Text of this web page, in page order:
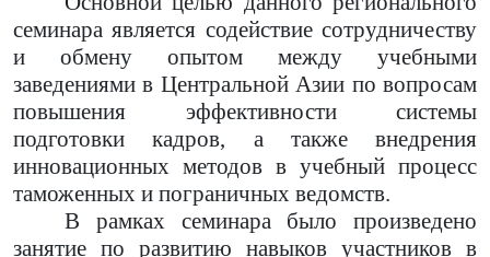
семинара является содействие сотрудничеству
и обмену опытом между учебными
заведениями в Центральной Азии по вопросам
повышения эффективности системы
подготовки кадров, а также внедрения
инновационных методов в учебный процесс
таможенных и пограничных ведомств.
В рамках семинара было произведено
занятие по развитию навыков участников в